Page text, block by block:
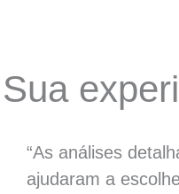
Sua
“As análises
ajudaram a